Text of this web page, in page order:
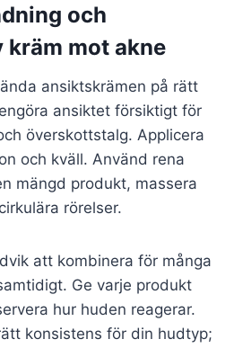
och
mot akne
ansiktskrämen på rätt
ansiktet försiktigt för
överskottstalg. Applicera
och kväll. Använd rena
mängd produkt, massera
rörelser.
att kombinera för många
Ge varje produkt
hur huden reagerar.
konsistens för din hudtyp;